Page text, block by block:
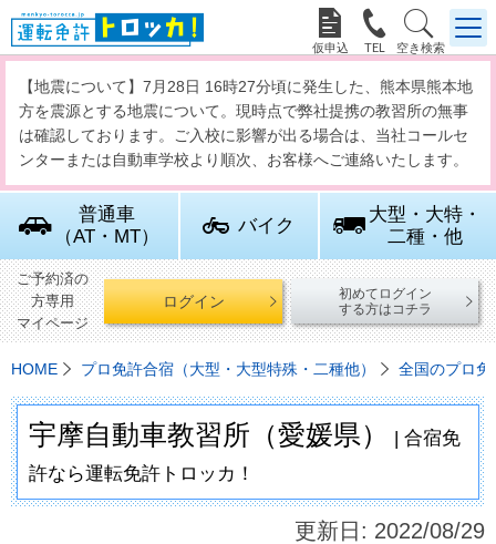
  
【地震について】7月28日 16時27分頃に発生した、熊本県熊本地
方を震源とする地震について。現時点で弊社提携の教習所の無事
は確認しております。ご入校に影響が出る場合は、当社コールセ
ンターまたは自動車学校より順次、お客様へご連絡いたします。
普通車
（AT・MT）
バイク
大型・大特・
二種・他
ご予約済の
方専用
マイページ
ログイン
初めてログイン
する方はコチラ
HOME プロ免許合宿（大型・大型特殊・二種他） 全国のプロ
宇摩自動車教習所（愛媛県）
| 合宿免
許なら運転免許トロッカ！
更新日: 2022/08/29